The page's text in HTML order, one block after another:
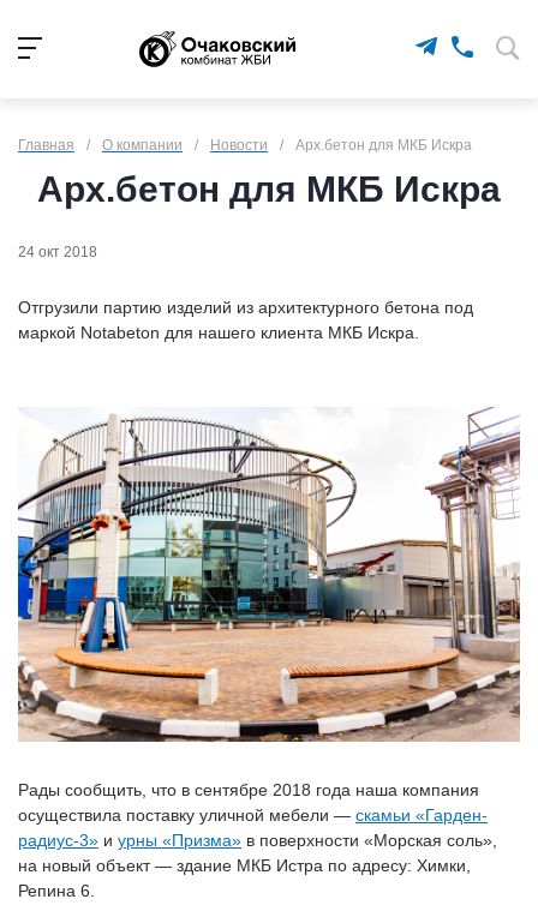
Главная / О компании / Новости / Арх.бетон для МКБ Искра
Арх.бетон для МКБ Искра
24 окт 2018
Отгрузили партию изделий из архитектурного бетона под
маркой Notabeton для нашего клиента МКБ Искра.
Рады сообщить, что в сентябре 2018 года наша компания
осуществила поставку уличной мебели — скамьи «Гарден-
радиус-3» и урны «Призма» в поверхности «Морская соль»,
на новый объект — здание МКБ Истра по адресу: Химки,
Репина 6.